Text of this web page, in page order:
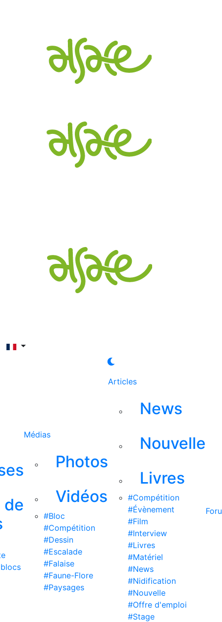
de
Médias
Photos
Vidéos
#Bloc
#Compétition
#Dessin
#Escalade
#Falaise
#Faune-Flore
#Paysages
Articles
News
Nouvelle
Livres
#Compétition
#Évènement
#Film
#Interview
#Livres
#Matériel
#News
#Nidification
#Nouvelle
#Offre d'emploi
#Stage